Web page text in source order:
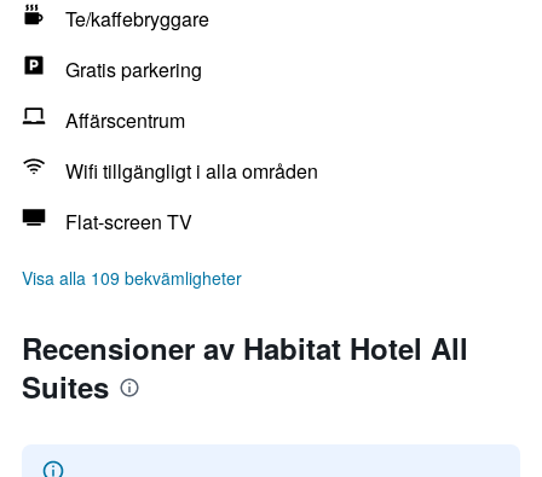
Te/kaffebryggare
Gratis parkering
Affärscentrum
Wifi tillgängligt i alla områden
Flat-screen TV
Visa alla 109 bekvämligheter
Recensioner av Habitat Hotel All
Suites